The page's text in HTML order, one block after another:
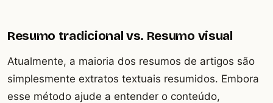
Resumo tradicional vs. Resumo visual
Atualmente, a maioria dos resumos de artigos são
simplesmente extratos textuais resumidos. Embora
esse método ajude a entender o conteúdo,